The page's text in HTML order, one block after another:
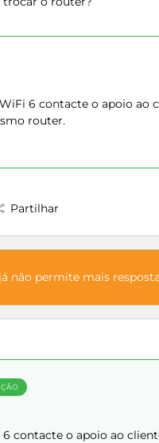
6 contacte o apoio ao
router.
Partilhar
não permite mais
contacte o apoio ao